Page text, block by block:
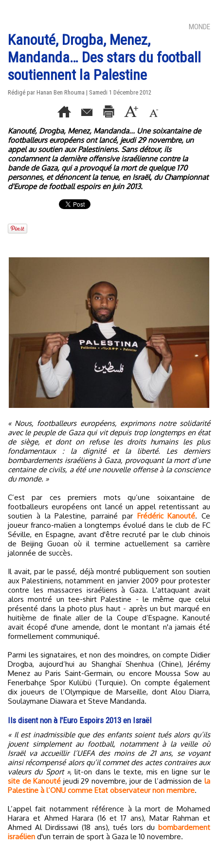
MONDE
Kanouté, Drogba, Menez,
Mandanda… Des stars du football
soutiennent la Palestine
Rédigé par Hanan Ben Rhouma | Samedi 1 Décembre 2012
Kanouté, Drogba, Menez, Mandanda... Une soixantaine de
footballeurs européens ont lancé, jeudi 29 novembre, un
appel au soutien aux Palestiniens. Sans détour, ils
condamnent la dernière offensive israélienne contre la
bande de Gaza, qui a provoqué la mort de quelque 170
personnes, et dénoncent la tenue, en Israël, du Championnat
d'Europe de football espoirs en juin 2013.
« Nous, footballeurs européens, exprimons notre solidarité
avec le peuple de Gaza qui vit depuis trop longtemps en état
de siège, et dont on refuse les droits humains les plus
fondamentaux : la dignité et la liberté. Les derniers
bombardements israéliens à Gaza, provoquant la mort d’une
centaine de civils, a été une nouvelle offense à la conscience
du monde. »
C’est par ces premiers mots qu’une soixantaine de
footballeurs européens ont lancé un appel retentissant au
soutien à la Palestine, parrainé par Frédéric Kanouté. Ce
joueur franco-malien a longtemps évolué dans le club de FC
Séville, en Espagne, avant d'être recruté par le club chinois
de Beijing Guoan où il termine actuellement sa carrière
jalonnée de succès.
Il avait, par le passé, déjà montré publiquement son soutien
aux Palestiniens, notamment en janvier 2009 pour protester
contre les massacres israéliens à Gaza. L'attaquant avait
alors montré un tee-shirt Palestine - le même que celui
présenté dans la photo plus haut - après un but marqué en
huitième de finale aller de la Coupe d’Espagne. Kanouté
avait écopé d'une amende, dont le montant n'a jamais été
formellement communiqué.
Parmi les signataires, et non des moindres, on compte Didier
Drogba, aujourd’hui au Shanghaï Shenhua (Chine), Jérémy
Menez au Paris Saint-Germain, ou encore Moussa Sow au
Fenerbahçe Spor Kulübü (Turquie). On compte également
dix joueurs de l’Olympique de Marseille, dont Alou Diarra,
Soulaymane Diawara et Steve Mandanda.
Ils disent non à l'Euro Espoirs 2013 en Israël
« Il est inadmissible que des enfants soient tués alors qu’ils
jouent simplement au football, notamment à la veille où
Israël va accueillir l’UEFA des moins de 21 ans, se voyant
ainsi récompensé alors qu’il commet des actes contraires aux
valeurs du Sport », lit-on dans le texte, mis en ligne sur le
site de Kanouté jeudi 29 novembre, jour de l’admission dela
Palestine à l’ONU comme Etat observateur non membre.
L’appel fait notamment référence à la mort de Mohamed
Harara et Ahmed Harara (16 et 17 ans), Matar Rahman et
Ahmed Al Dirdissawi (18 ans), tués lors du bombardement
israélien d'un terrain de sport à Gaza le 10 novembre.